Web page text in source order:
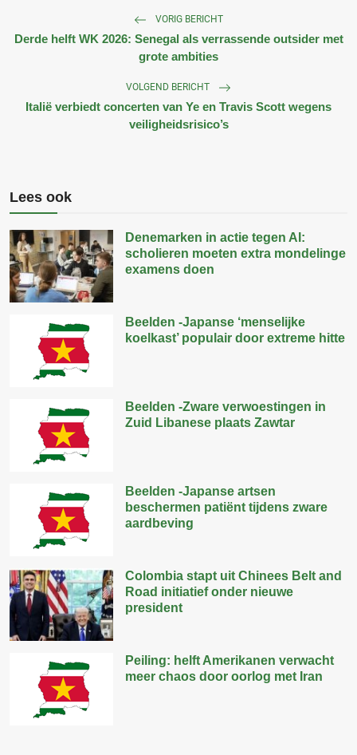
VORIG BERICHT
Derde helft WK 2026: Senegal als verrassende outsider met
grote ambities
VOLGEND BERICHT
Italië verbiedt concerten van Ye en Travis Scott wegens
veiligheidsrisico’s
Lees ook
Denemarken in actie tegen AI:
scholieren moeten extra mondelinge
examens doen
Beelden -Japanse ‘menselijke
koelkast’ populair door extreme hitte
Beelden -Zware verwoestingen in
Zuid Libanese plaats Zawtar
Beelden -Japanse artsen
beschermen patiënt tijdens zware
aardbeving
Colombia stapt uit Chinees Belt and
Road initiatief onder nieuwe
president
Peiling: helft Amerikanen verwacht
meer chaos door oorlog met Iran